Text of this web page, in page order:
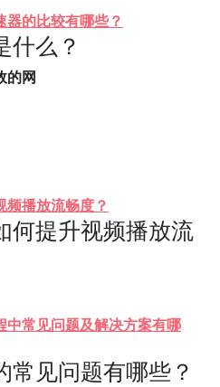
的比较有哪些？
什么？
的网
播放流畅度？
何提升视频播放流
常见问题及解决方案有哪
常见问题有哪些？